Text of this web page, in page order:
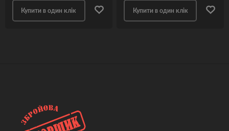
Купити в один клік Купити в один клік